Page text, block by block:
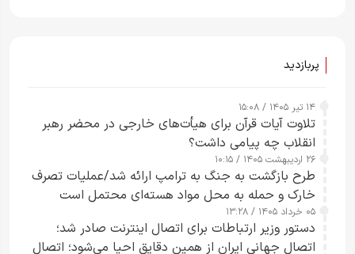
پربازدید
۱۴ تیر ۱۴۰۵ / ۱۵:۰۸
تلاوت آیات قرآن برای هیأت‌های خارجی در محضر رهبر
انقلاب چه پیامی داشت؟
۲۶ اردیبهشت ۱۴۰۵ / ۱۰:۱۵
طرح‌ بازگشت به جنگ به ترامپ ارائه شد/عملیات تصرف
خارک و حمله به محل مواد هسته‌ای محتمل است
۰۵ خرداد ۱۴۰۵ / ۱۳:۲۸
دستور وزیر ارتباطات برای اتصال اینترنت صادر شد؛
اتصال جهانی ایران از همین دقایق احیا می‌شود؛ اتصال